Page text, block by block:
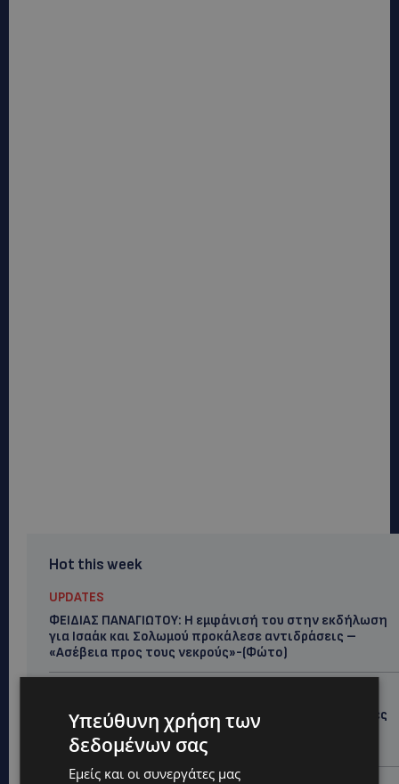
Hot this week
UPDATES
ΦΕΙΔΙΑΣ ΠΑΝΑΓΙΩΤΟΥ: Η εμφάνισή του στην εκδήλωση
για Ισαάκ και Σολωμού προκάλεσε αντιδράσεις –
«Ασέβεια προς τους νεκρούς»-(Φώτο)
ΔΗΜΟΣ ΛΑΤΣΙΩΝ – ΓΕΡΙΟΥ: Πάνω από 8.000 υπογραφές
κατά των Δομών Ανηλίκων – Ζητούν γραπτή
δέσμευση από το Κράτος
Υπεύθυνη χρήση των
δεδομένων σας
Εμείς και οι συνεργάτες μας